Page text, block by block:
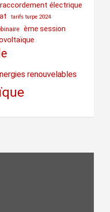
raccordement électrique
tarifs turpe 2024
ème session
renouvelables